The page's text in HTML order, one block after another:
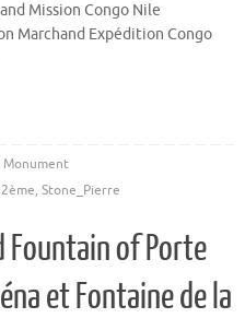
Mission Congo Nile
Marchand Expédition Congo
Monument
, Stone_Pierre
Fountain of Porte
et Fontaine de la